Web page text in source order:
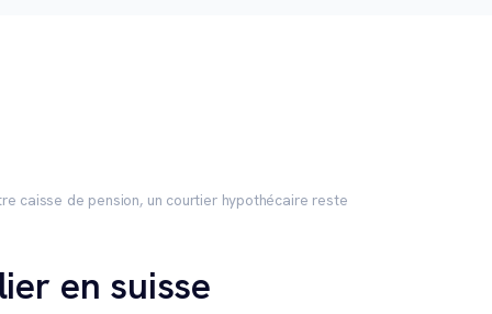
caisse de pension, un courtier hypothécaire reste
en suisse